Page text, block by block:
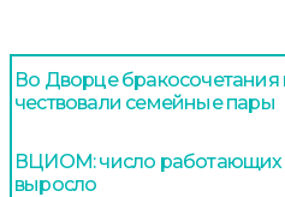
Во Дворце
чествовали семейные пары
ВЦИОМ: число работающих
выросло